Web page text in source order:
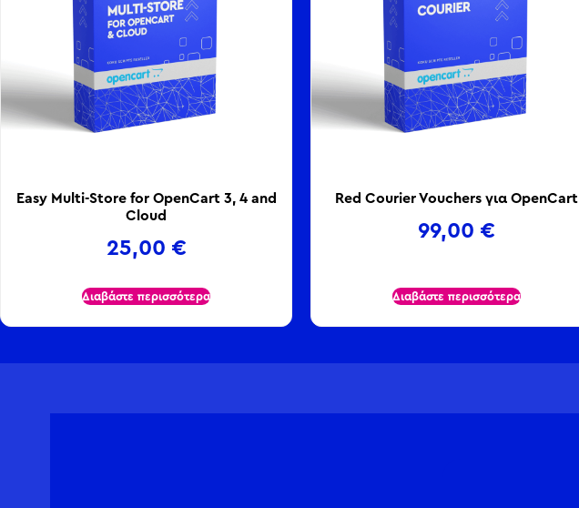
Easy Multi-Store for OpenCart 3, 4 and
Cloud
25,00 €
Διαβάστε περισσότερα
Red Courier Vouchers για OpenCart
99,00 €
Διαβάστε περισσότερα